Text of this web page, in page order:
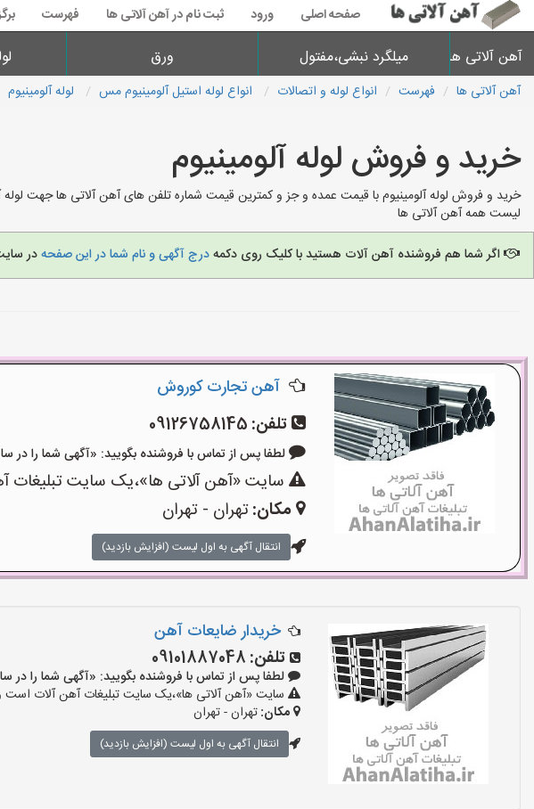
صفحه اصلی ورود ثبت نام در آهن آلاتی ها فهرست
آهن آلاتی ها میلگرد نبشی،مفتول ورق
آهن آلاتی ها فهرست انواع لوله و اتصالات انواع لوله استیل آلومینیوم مس لوله آلومینیوم
خرید و فروش لوله آلومینیوم
خرید و فروش لوله آلومینیوم با قیمت عمده و جز و کمترین قیمت شماره تلفن های آهن آلاتی ها جهت
لیست همه آهن آلاتی ها
اگر شما هم فروشنده آهن آلات هستید با کلیک روی دکمهدرج آگهی و نام شما در این صفحهدر
آهن تجارت کوروش
تلفن: 09126758145
لطفا پس از تماس با فروشنده بگویید: «آگهی شما را در سایت «آهن
سایت «آهن آلاتی ها»،یک سایت تبلیغات
مکان:تهران - تهران
انتقال آگهی به اول لیست (افزایش بازدید)
خریدار ضایعات آهن
تلفن: 09101887048
لطفا پس از تماس با فروشنده بگویید: «آگهی شما را در سایت «آهن
سایت «آهن آلاتی ها»،یک سایت تبلیغات آهن آلات است
مکان:تهران - تهران
انتقال آگهی به اول لیست (افزایش بازدید)